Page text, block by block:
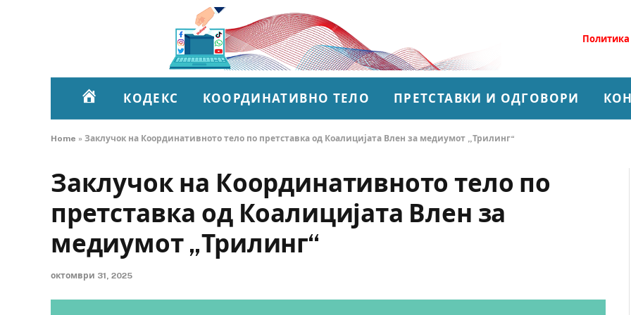
ПОЧЕТНА
КОДЕКС КООРДИНАТИВНО ТЕЛО ПРЕТСТАВКИ И ОДГОВОРИ
Home » Заклучок на Координативното тело по претставка од Коалицијата Влен за медиумот „Трилинг“
Заклучок на Координативното тело по
претставка од Коалицијата Влен за
медиумот „Трилинг“
октомври 31, 2025